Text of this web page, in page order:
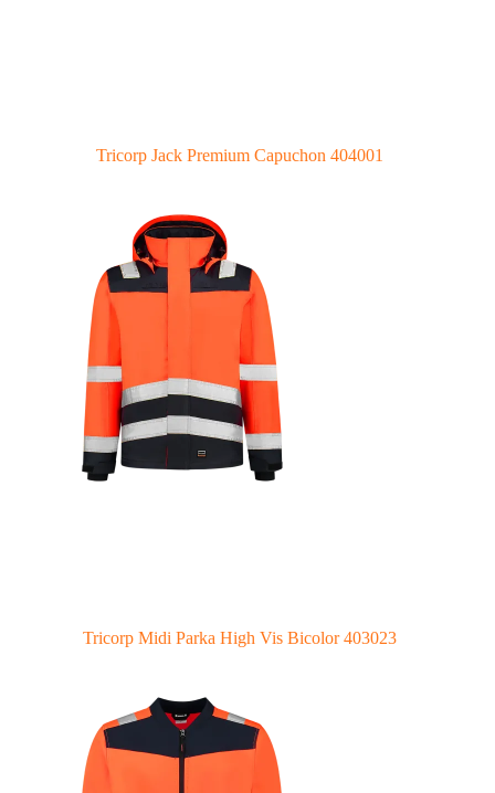
Tricorp Jack Premium Capuchon 404001
Tricorp Midi Parka High Vis Bicolor 403023